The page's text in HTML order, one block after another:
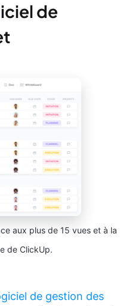
de
aux plus de 15 vues et à la
de ClickUp.
de gestion des